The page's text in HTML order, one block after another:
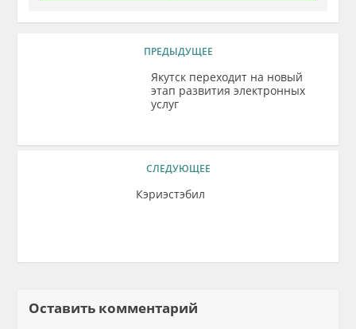
ПРЕДЫДУЩЕЕ
Якутск переходит на новый
этап развития электронных
услуг
СЛЕДУЮЩЕЕ
Кэриэстэбил
Оставить комментарий